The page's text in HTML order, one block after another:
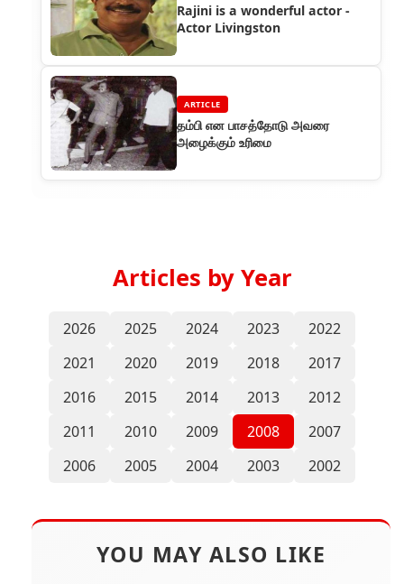
Rajini is a wonderful actor -
Actor Livingston
ARTICLE
தம்பி என பாசத்தோடு அவரை
அழைக்கும் உரிமை
Articles by Year
2026 2025 2024 2023
2022
2021
2020 2019 2018
2017
2016
2015 2014 2013
2012
2011
2010 2009 2008
2007
2006
2005 2004 2003 2002
YOU MAY ALSO LIKE